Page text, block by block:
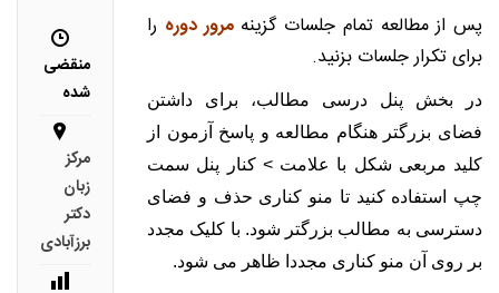
پس از مطالعه تمام جلسات گزینهمرور دوره را
برای تکرار جلسات بزنید.
در بخش پنل درسی مطالب، برای داشتن
فضای بزرگتر هنگام مطالعه و پاسخ آزمون از
کلید مربعی شکل با علامت > کنار پنل سمت
چپ استفاده کنید تا منو کناری حذف و فضای
دسترسی به مطالب بزرگتر شود. با کلیک مجدد
بر روی آن منو کناری مجددا ظاهر می شود.
منقضی
شده
مرکز
زبان
دکتر
برزآبادی